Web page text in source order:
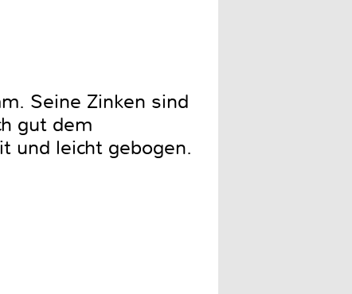
Seine Zinken sind
gut dem
und leicht gebogen.